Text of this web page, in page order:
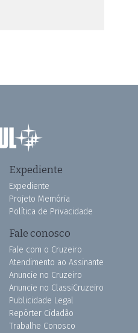
Expediente
Expediente
Projeto Memória
Política de Privacidade
Fale conosco
Fale com o Cruzeiro
Atendimento ao Assinante
Anuncie no Cruzeiro
Anuncie no ClassiCruzeiro
Publicidade Legal
Repórter Cidadão
Trabalhe Conosco